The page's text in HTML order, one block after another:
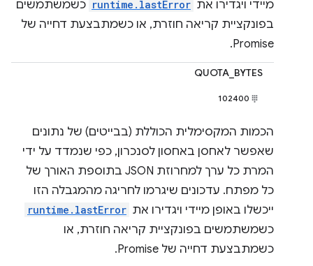
מיידי ויגדירו את runtime.lastError כשמשתמשים
בפונקציית קריאה חוזרת, או כשמתבצעת דחייה של
Promise.
QUOTA_BYTES
102400
הכמות המקסימלית הכוללת (בבייטים) של נתונים
שאפשר לאחסן באחסון לסנכרון, כפי שנמדד על ידי
המרת כל ערך למחרוזת JSON בתוספת האורך של
כל מפתח. עדכונים שיגרמו לחריגה מהמגבלה הזו
ייכשלו באופן מיידי ויגדירו את runtime.lastError
כשמשתמשים בפונקציית קריאה חוזרת, או
כשמתבצעת דחייה של Promise.